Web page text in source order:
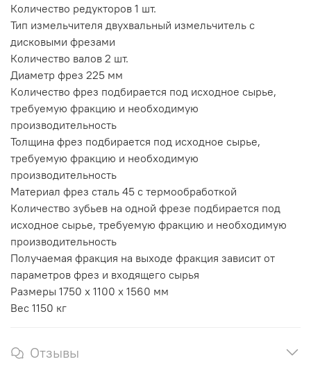
Количество редукторов 1 шт.
Тип измельчителя двухвальный измельчитель с
дисковыми фрезами
Количество валов 2 шт.
Диаметр фрез 225 мм
Количество фрез подбирается под исходное сырье,
требуемую фракцию и необходимую
производительность
Толщина фрез подбирается под исходное сырье,
требуемую фракцию и необходимую
производительность
Материал фрез сталь 45 с термообработкой
Количество зубьев на одной фрезе подбирается под
исходное сырье, требуемую фракцию и необходимую
производительность
Получаемая фракция на выходе фракция зависит от
параметров фрез и входящего сырья
Размеры 1750 х 1100 х 1560 мм
Вес 1150 кг
Отзывы